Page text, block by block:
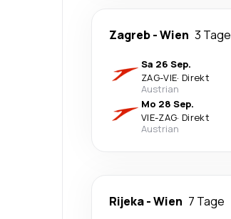
Zagreb-Wien 3 Tage
Sa 26 Sep.
ZAG-VIE· Direkt
Austrian
Mo 28 Sep.
VIE-ZAG· Direkt
Austrian
Rijeka-Wien 7 Tage